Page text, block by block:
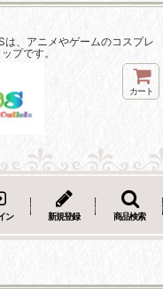
、アニメやゲームのコスプレ
プです。
カート
ン 新規登録 商品検索